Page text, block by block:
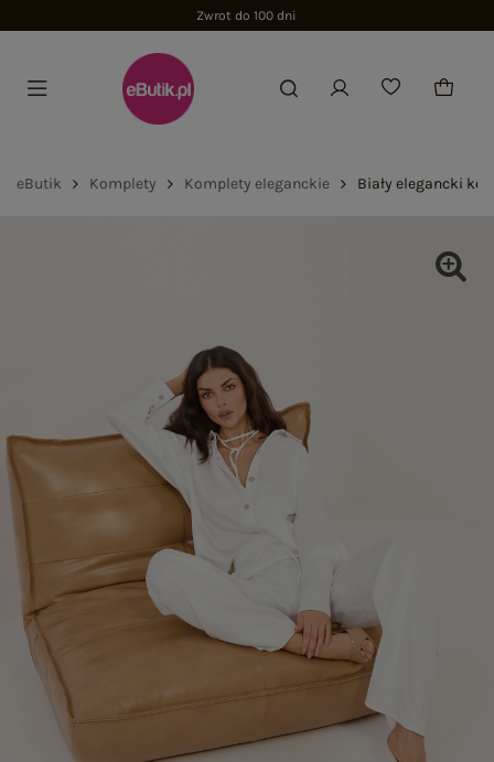
Zwrot do 100 dni
eButik Komplety Komplety eleganckie Biały elegancki